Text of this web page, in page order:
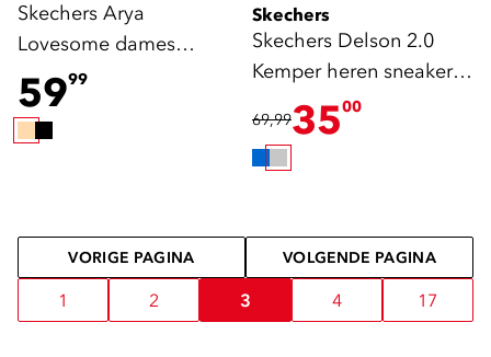
Skechers Arya
Lovesome dames
ballerina beige
5999
Skechers
Skechers Delson 2.0
Kemper heren sneakers
69,993500
VORIGE PAGINA VOLGENDE PAGINA
1 2 3 4 17